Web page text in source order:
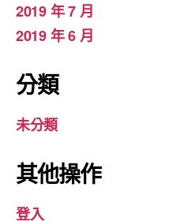
2019 年 7 月
2019 年 6 月
分類
未分類
其他操作
登入